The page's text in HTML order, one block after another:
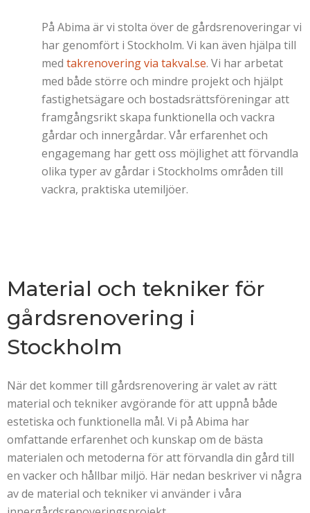
På Abima är vi stolta över de gårdsrenoveringar vi
har genomfört i Stockholm. Vi kan även hjälpa till
med takrenovering via takval.se. Vi har arbetat
med både större och mindre projekt och hjälpt
fastighetsägare och bostadsrättsföreningar att
framgångsrikt skapa funktionella och vackra
gårdar och innergårdar. Vår erfarenhet och
engagemang har gett oss möjlighet att förvandla
olika typer av gårdar i Stockholms områden till
vackra, praktiska utemiljöer.
Material och tekniker för
gårdsrenovering i
Stockholm
När det kommer till gårdsrenovering är valet av rätt
material och tekniker avgörande för att uppnå både
estetiska och funktionella mål. Vi på Abima har
omfattande erfarenhet och kunskap om de bästa
materialen och metoderna för att förvandla din gård till
en vacker och hållbar miljö. Här nedan beskriver vi några
av de material och tekniker vi använder i våra